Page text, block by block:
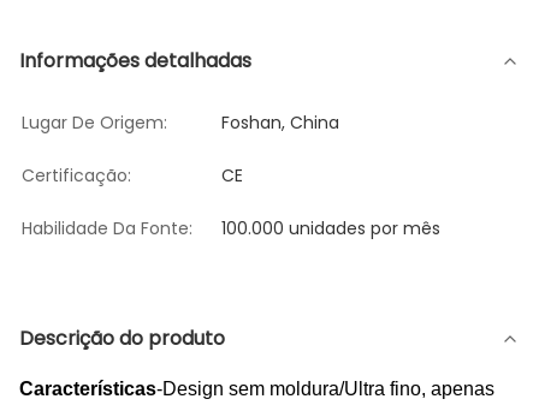
Informações detalhadas
Lugar De Origem: Foshan, China
Certificação: CE
Habilidade Da Fonte: 100.000 unidades por mês
Descrição do produto
Características-Design sem moldura/Ultra fino, apenas